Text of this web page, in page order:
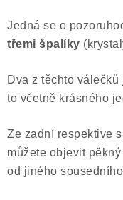
Jedná se o
třemi špalíky
Dva z těchto
to včetně krásného
Ze zadní respektive
můžete objevit
od jiného